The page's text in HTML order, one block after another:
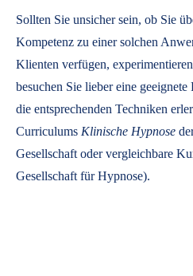
Sollten Sie unsicher sein, ob Sie
Kompetenz zu einer solchen
Klienten verfügen,
besuchen Sie lieber eine
die entsprechenden Techniken
Curriculums Klinische Hypnose
Gesellschaft oder vergleichbare
Gesellschaft für Hypnose).